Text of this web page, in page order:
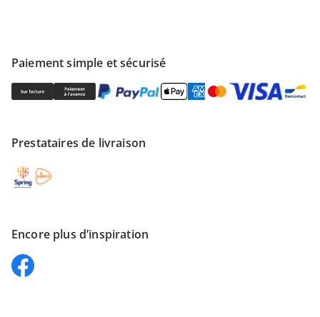
Paiement simple et sécurisé
Prestataires de livraison
Encore plus d’inspiration